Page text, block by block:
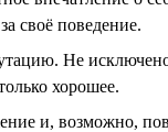
своё поведение.
Не
хорошее.
и, возможно,